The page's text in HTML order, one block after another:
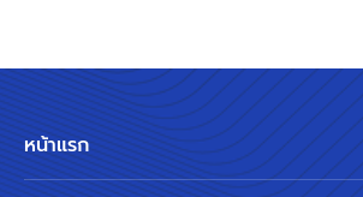
หน้าแรก